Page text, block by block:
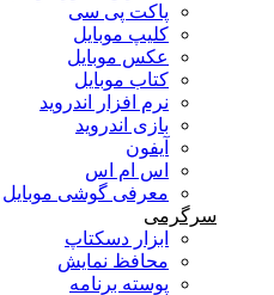
پاکت پی سی
کلیپ موبایل
عکس موبایل
کتاب موبایل
نرم افزار اندروید
بازی اندروید
آیفون
اس ام اس
معرفی گوشی موبایل
سرگرمی
ابزار دسکتاپ
محافظ نمایش
پوسته برنامه